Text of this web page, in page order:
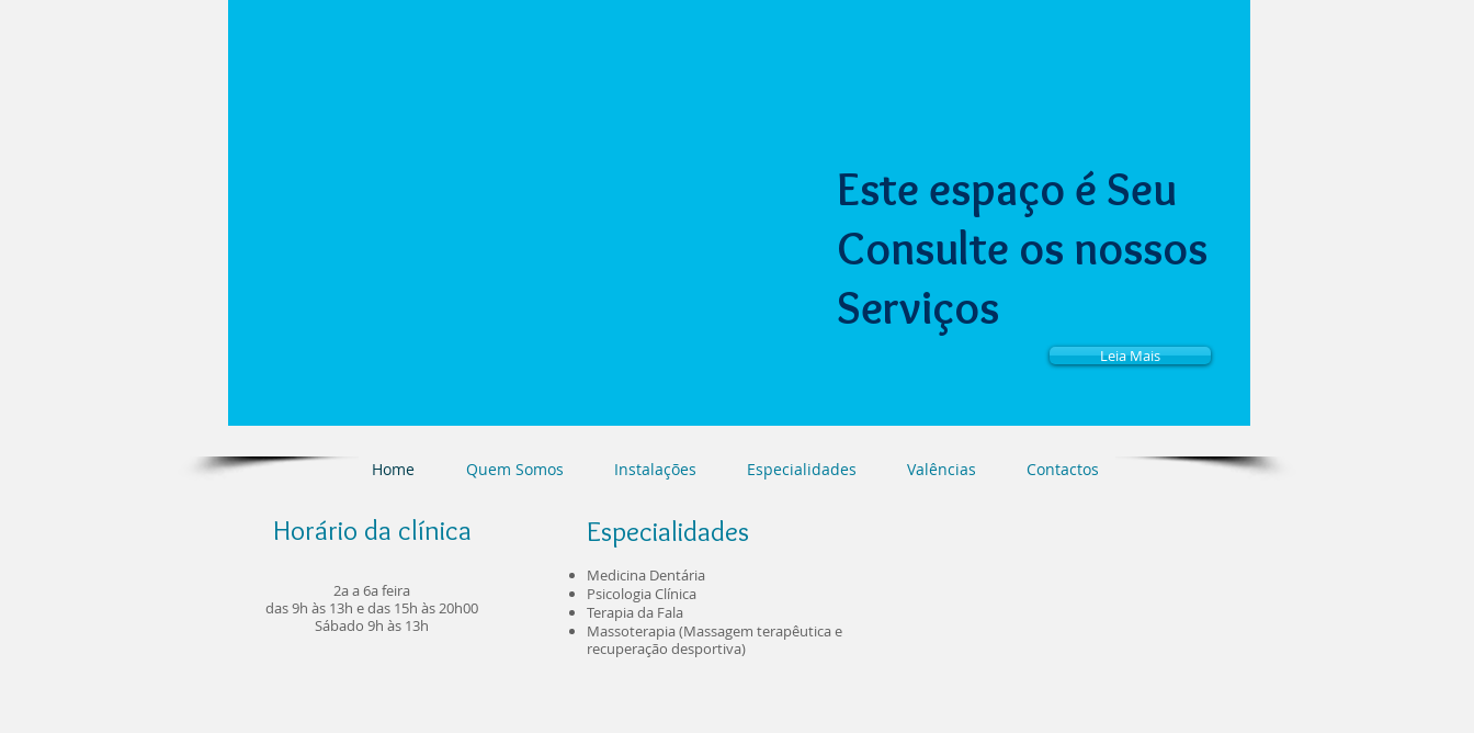
Este espaço é Seu
Consulte os nossos
Serviços
Leia Mais
Home Quem Somos Instalações Especialidades Valências Contactos
Horário da clínica​
2a a 6a feira
das 9h às 13h e das 15h às 20h00
Sábado 9h às 13h
Especialidades
Medicina Dentária​
Psicologia Clínica
Terapia da Fala
Massoterapia (Massagem terapêutica e
recuperação desportiva)